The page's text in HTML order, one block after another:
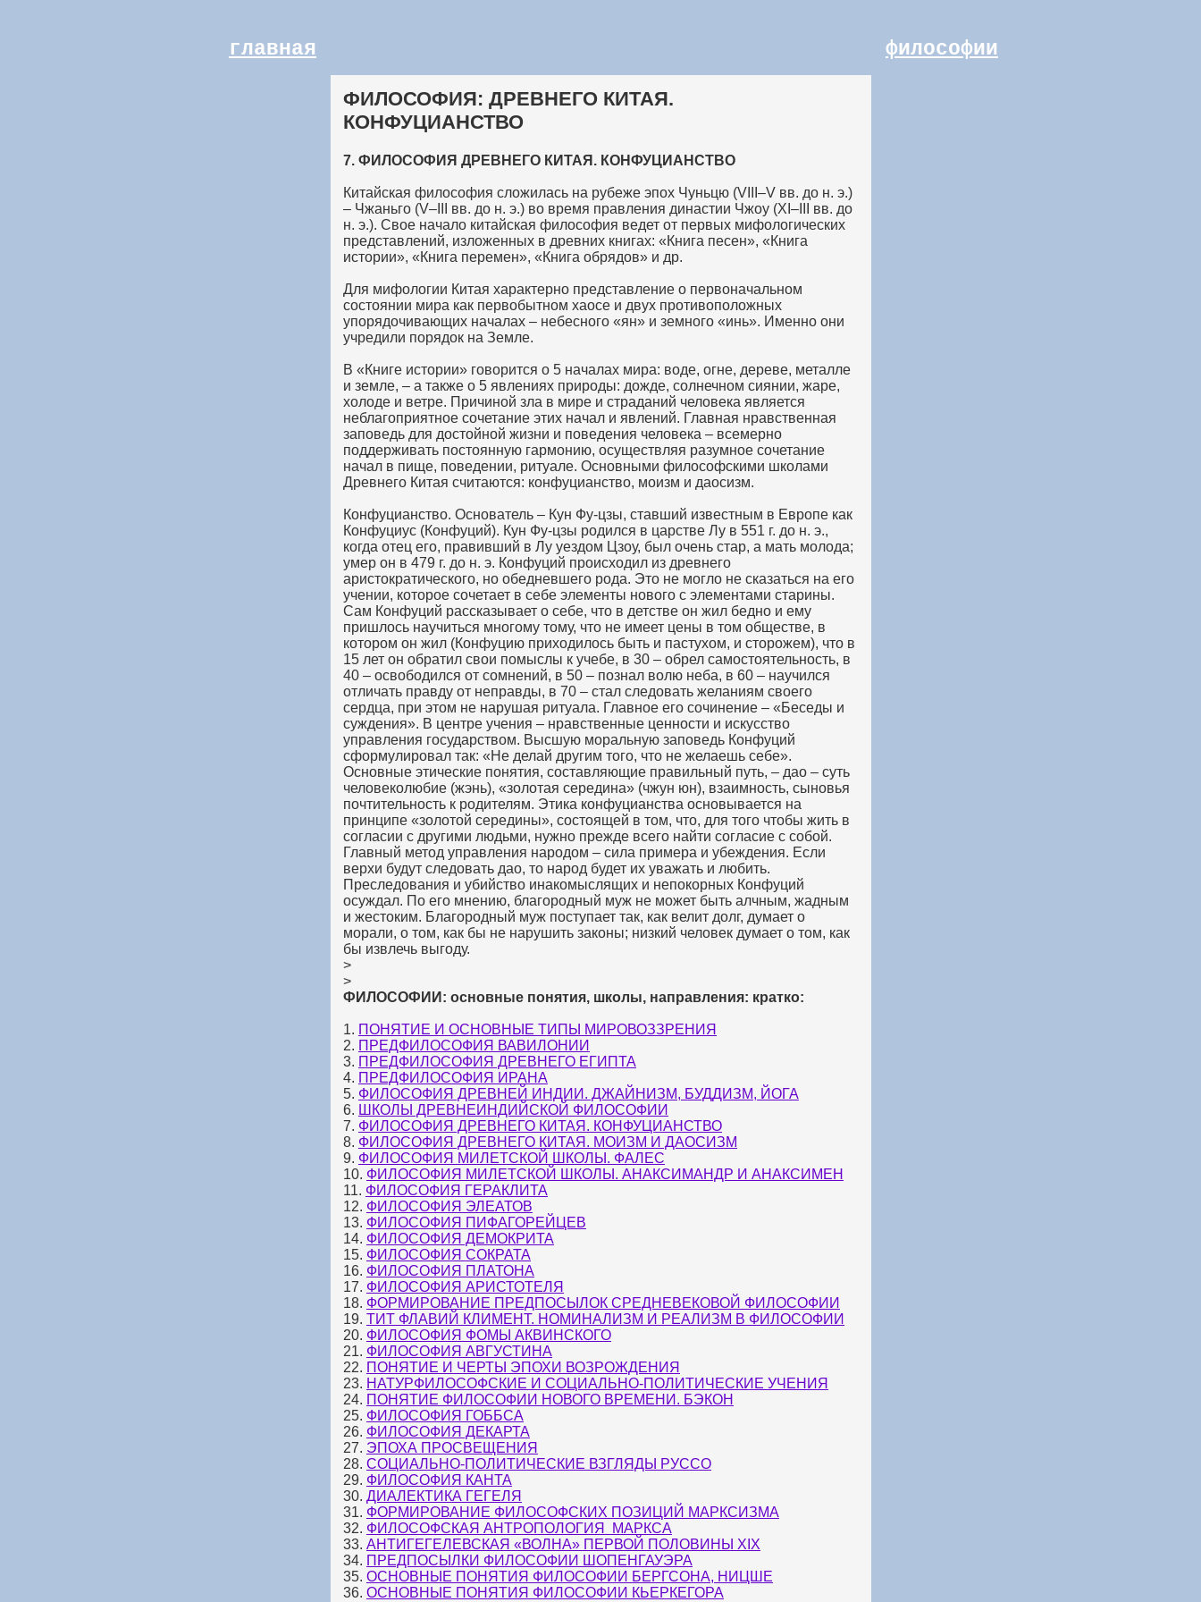
главная философии
ФИЛОСОФИЯ: ДРЕВНЕГО КИТАЯ.
КОНФУЦИАНСТВО
7. ФИЛОСОФИЯ ДРЕВНЕГО КИТАЯ. КОНФУЦИАНСТВО
Китайская философия сложилась на рубеже эпох Чуньцю (VIII–V вв. до н. э.)
– Чжаньго (V–III вв. до н. э.) во время правления династии Чжоу (XI–III вв. до
н. э.). Свое начало китайская философия ведет от первых мифологических
представлений, изложенных в древних книгах: «Книга песен», «Книга
истории», «Книга перемен», «Книга обрядов» и др.
Для мифологии Китая характерно представление о первоначальном
состоянии мира как первобытном хаосе и двух противоположных
упорядочивающих началах – небесного «ян» и земного «инь». Именно они
учредили порядок на Земле.
В «Книге истории» говорится о 5 началах мира: воде, огне, дереве, металле
и земле, – а также о 5 явлениях природы: дожде, солнечном сиянии, жаре,
холоде и ветре. Причиной зла в мире и страданий человека является
неблагоприятное сочетание этих начал и явлений. Главная нравственная
заповедь для достойной жизни и поведения человека – всемерно
поддерживать постоянную гармонию, осуществляя разумное сочетание
начал в пище, поведении, ритуале. Основными философскими школами
Древнего Китая считаются: конфуцианство, моизм и даосизм.
Конфуцианство. Основатель – Кун Фу-цзы, ставший известным в Европе как
Конфуциус (Конфуций). Кун Фу-цзы родился в царстве Лу в 551 г. до н. э.,
когда отец его, правивший в Лу уездом Цзоу, был очень стар, а мать молода;
умер он в 479 г. до н. э. Конфуций происходил из древнего
аристократического, но обедневшего рода. Это не могло не сказаться на его
учении, которое сочетает в себе элементы нового с элементами старины.
Сам Конфуций рассказывает о себе, что в детстве он жил бедно и ему
пришлось научиться многому тому, что не имеет цены в том обществе, в
котором он жил (Конфуцию приходилось быть и пастухом, и сторожем), что в
15 лет он обратил свои помыслы к учебе, в 30 – обрел самостоятельность, в
40 – освободился от сомнений, в 50 – познал волю неба, в 60 – научился
отличать правду от неправды, в 70 – стал следовать желаниям своего
сердца, при этом не нарушая ритуала. Главное его сочинение – «Беседы и
суждения». В центре учения – нравственные ценности и искусство
управления государством. Высшую моральную заповедь Конфуций
сформулировал так: «Не делай другим того, что не желаешь себе».
Основные этические понятия, составляющие правильный путь, – дао – суть
человеколюбие (жэнь), «золотая середина» (чжун юн), взаимность, сыновья
почтительность к родителям. Этика конфуцианства основывается на
принципе «золотой середины», состоящей в том, что, для того чтобы жить в
согласии с другими людьми, нужно прежде всего найти согласие с собой.
Главный метод управления народом – сила примера и убеждения. Если
верхи будут следовать дао, то народ будет их уважать и любить.
Преследования и убийство инакомыслящих и непокорных Конфуций
осуждал. По его мнению, благородный муж не может быть алчным, жадным
и жестоким. Благородный муж поступает так, как велит долг, думает о
морали, о том, как бы не нарушить законы; низкий человек думает о том, как
бы извлечь выгоду.
>
>
ФИЛОСОФИИ: основные понятия, школы, направления: кратко:
1. ПОНЯТИЕ И ОСНОВНЫЕ ТИПЫ МИРОВОЗЗРЕНИЯ
2. ПРЕДФИЛОСОФИЯ ВАВИЛОНИИ
3. ПРЕДФИЛОСОФИЯ ДРЕВНЕГО ЕГИПТА
4. ПРЕДФИЛОСОФИЯ ИРАНА
5. ФИЛОСОФИЯ ДРЕВНЕЙ ИНДИИ. ДЖАЙНИЗМ, БУДДИЗМ, ЙОГА
6. ШКОЛЫ ДРЕВНЕИНДИЙСКОЙ ФИЛОСОФИИ
7. ФИЛОСОФИЯ ДРЕВНЕГО КИТАЯ. КОНФУЦИАНСТВО
8. ФИЛОСОФИЯ ДРЕВНЕГО КИТАЯ. МОИЗМ И ДАОСИЗМ
9. ФИЛОСОФИЯ МИЛЕТСКОЙ ШКОЛЫ. ФАЛЕС
10. ФИЛОСОФИЯ МИЛЕТСКОЙ ШКОЛЫ. АНАКСИМАНДР И АНАКСИМЕН
11. ФИЛОСОФИЯ ГЕРАКЛИТА
12. ФИЛОСОФИЯ ЭЛЕАТОВ
13. ФИЛОСОФИЯ ПИФАГОРЕЙЦЕВ
14. ФИЛОСОФИЯ ДЕМОКРИТА
15. ФИЛОСОФИЯ СОКРАТА
16. ФИЛОСОФИЯ ПЛАТОНА
17. ФИЛОСОФИЯ АРИСТОТЕЛЯ
18. ФОРМИРОВАНИЕ ПРЕДПОСЫЛОК СРЕДНЕВЕКОВОЙ ФИЛОСОФИИ
19. ТИТ ФЛАВИЙ КЛИМЕНТ. НОМИНАЛИЗМ И РЕАЛИЗМ В ФИЛОСОФИИ
20. ФИЛОСОФИЯ ФОМЫ АКВИНСКОГО
21. ФИЛОСОФИЯ АВГУСТИНА
22. ПОНЯТИЕ И ЧЕРТЫ ЭПОХИ ВОЗРОЖДЕНИЯ
23. НАТУРФИЛОСОФСКИЕ И СОЦИАЛЬНО-ПОЛИТИЧЕСКИЕ УЧЕНИЯ
24. ПОНЯТИЕ ФИЛОСОФИИ НОВОГО ВРЕМЕНИ. БЭКОН
25. ФИЛОСОФИЯ ГОББСА
26. ФИЛОСОФИЯ ДЕКАРТА
27. ЭПОХА ПРОСВЕЩЕНИЯ
28. СОЦИАЛЬНО-ПОЛИТИЧЕСКИЕ ВЗГЛЯДЫ РУССО
29. ФИЛОСОФИЯ КАНТА
30. ДИАЛЕКТИКА ГЕГЕЛЯ
31. ФОРМИРОВАНИЕ ФИЛОСОФСКИХ ПОЗИЦИЙ МАРКСИЗМА
32. ФИЛОСОФСКАЯ АНТРОПОЛОГИЯ МАРКСА
33. АНТИГЕГЕЛЕВСКАЯ «ВОЛНА» ПЕРВОЙ ПОЛОВИНЫ XIX
34. ПРЕДПОСЫЛКИ ФИЛОСОФИИ ШОПЕНГАУЭРА
35. ОСНОВНЫЕ ПОНЯТИЯ ФИЛОСОФИИ БЕРГСОНА, НИЦШЕ
36. ОСНОВНЫЕ ПОНЯТИЯ ФИЛОСОФИИ КЬЕРКЕГОРА